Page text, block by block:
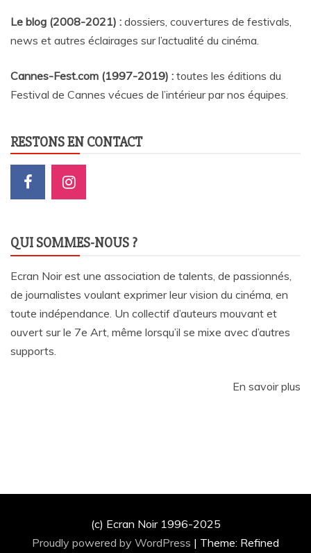
Le blog (2008-2021) : dossiers, couvertures de festivals,
news et autres éclairages sur l’actualité du cinéma
Cannes-Fest.com (1997-2019) : toutes les éditions du
Festival de Cannes vécues de l’intérieur par nos équipes.
RESTONS EN CONTACT
QUI SOMMES-NOUS ?
Ecran Noir est une association de talents, de passionnés,
de journalistes voulant exprimer leur vision du cinéma, en
toute indépendance. Un collectif d’auteurs mouvant et
ouvert sur le 7e Art, même lorsqu’il se mixe avec d’autres
supports.
En savoir plus
(c) Ecran Noir 1996-2025
Proudly powered by WordPress | Theme: Refined